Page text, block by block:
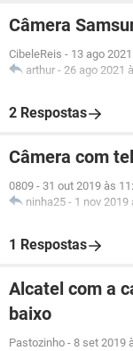
Câmera
CibeleReis - 13 ago
arthur - 26 ago 2021
2 Respostas
Câmera com
0809 - 31 out 2019 às
ninha25 - 1 nov 2019
1 Respostas
Alcatel com a
baixo
Pastozinho - 8 set 2019